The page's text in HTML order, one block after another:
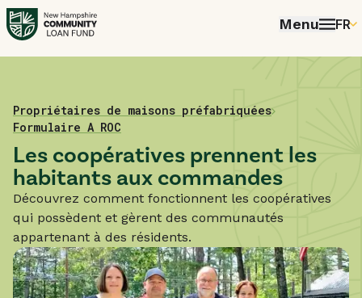
Menu FR
Home
Prêts et services
Propriétaires de maisons préfabriquées
Formulaire A ROC
Les coopératives prennent les
habitants aux commandes
Découvrez comment fonctionnent les coopératives
qui possèdent et gèrent des communautés
appartenant à des résidents.